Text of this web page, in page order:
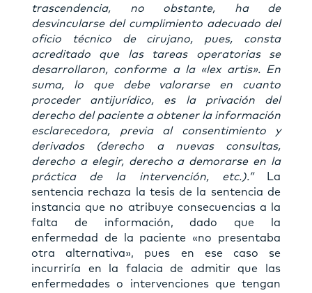
trascendencia, no obstante, ha de
desvincularse del cumplimiento adecuado del
oficio técnico de cirujano, pues, consta
acreditado que las tareas operatorias se
desarrollaron, conforme a la «lex artis». En
suma, lo que debe valorarse en cuanto
proceder antijurídico, es la privación del
derecho del paciente a obtener la información
esclarecedora, previa al consentimiento y
derivados (derecho a nuevas consultas,
derecho a elegir, derecho a demorarse en la
práctica de la intervención, etc.).”
La
sentencia rechaza la tesis de la sentencia de
instancia que no atribuye consecuencias a la
falta de información, dado que la
enfermedad de la paciente «no presentaba
otra alternativa», pues en ese caso se
incurriría en la falacia de admitir que las
enfermedades o intervenciones que tengan